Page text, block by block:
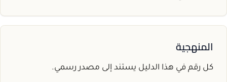
المنهجية
كل رقم في هذا الدليل يستند إلى مصدر رسمي.